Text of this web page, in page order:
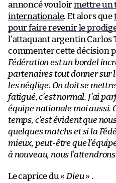
annoncé vouloirmettre un
internationale. Et alors que
pour faire revenir le
l’attaquant argentin Carlos
commenter cette décision
Fédération est un bordel
partenaires tout donner sur
les néglige. On doit se
fatigué, c’est normal. J’ai
équipe nationale moi aussi.
temps, c’est évident que
quelques matchs et si la
mieux, peut-être que
à nouveau, nous
Le caprice du « Dieu» .